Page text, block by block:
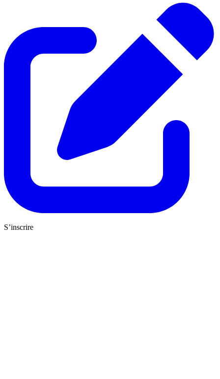
S’inscrire